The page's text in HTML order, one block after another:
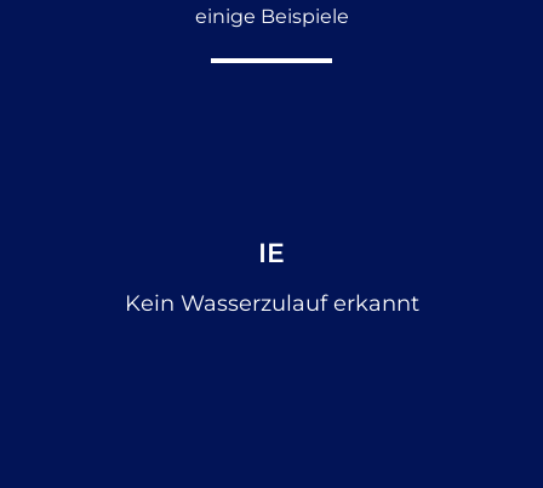
einige Beispiele
IE
Kein Wasserzulauf erkannt